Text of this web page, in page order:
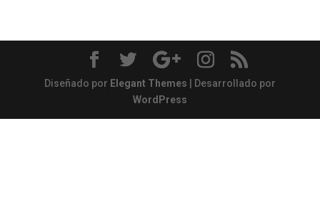
Diseñado por Elegant Themes | Desarrollado por
WordPress